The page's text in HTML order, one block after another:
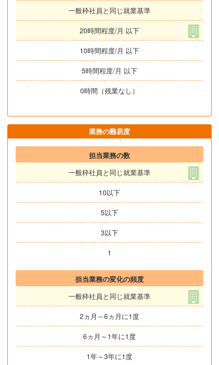
一般枠社員と同じ就業基準
20時間程度/月 以下
10時間程度/月 以下
5時間程度/月 以下
0時間（残業なし）
業務の難易度
担当業務の数
一般枠社員と同じ就業基準
10以下
5以下
3以下
1
担当業務の変化の頻度
一般枠社員と同じ就業基準
2ヵ月～6ヵ月に1度
6ヵ月～1年に1度
1年～3年に1度